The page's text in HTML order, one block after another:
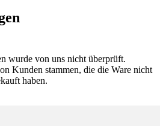
wurde von uns nicht überprüft.
Kunden stammen, die die Ware nicht
haben.